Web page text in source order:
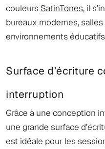
couleurs SatinTones, il
bureaux modernes,
environnements
Surface d’écriture
interruption
Grâce à une conception
une grande surface
est idéale pour les